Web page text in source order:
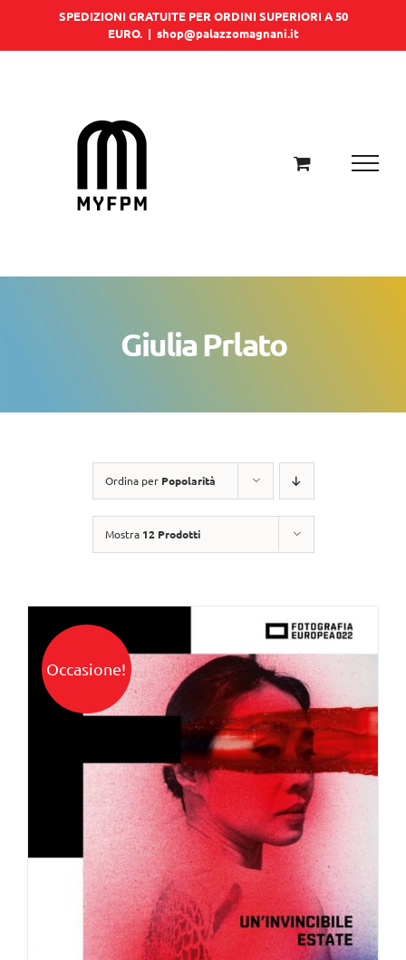
SPEDIZIONI GRATUITE PER ORDINI SUPERIORI A 50
EURO. | shop@palazzomagnani.it
Giulia Prlato
Ordina per Popolarità
Mostra 12 Prodotti
Occasione!